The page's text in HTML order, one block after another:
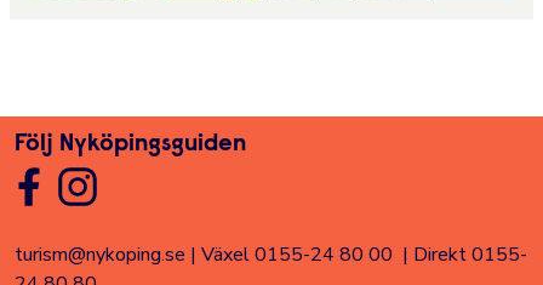
Följ Nyköpingsguiden
turism@nykoping.se | Växel 0155-24 80 00 | Direkt 0155-